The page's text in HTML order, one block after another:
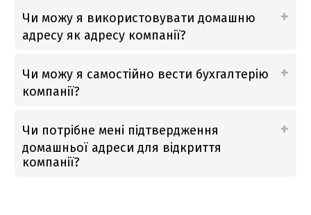
Чи можу я використовувати домашню
адресу як адресу компанії?
Чи можу я самостійно вести бухгалтерію
компанії?
Чи потрібне мені підтвердження
домашньої адреси для відкриття
компанії?